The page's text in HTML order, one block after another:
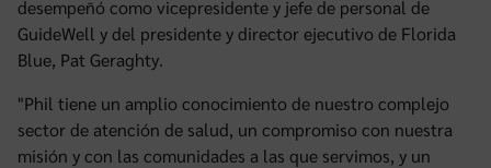
desempeñó como vicepresidente y jefe de personal de
GuideWell y del presidente y director ejecutivo de Florida
Blue, Pat Geraghty.
"Phil tiene un amplio conocimiento de nuestro complejo
sector de atención de salud, un compromiso con nuestra
misión y con las comunidades a las que servimos, y un